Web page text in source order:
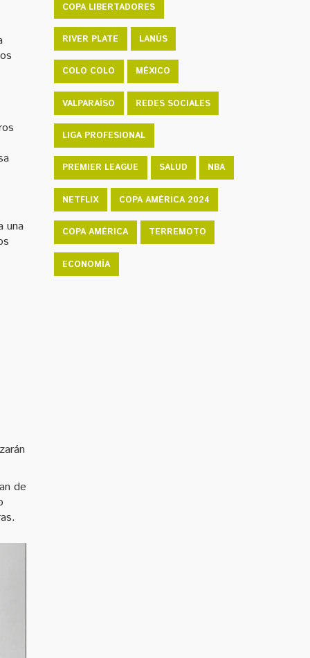
una
de
COPA LIBERTADORES
RIVER PLATE LANÚS
COLO COLO MÉXICO
VALPARAÍSO REDES SOCIALES
LIGA PROFESIONAL
PREMIER LEAGUE SALUD NBA
NETFLIX COPA AMÉRICA 2024
COPA AMÉRICA TERREMOTO
ECONOMÍA